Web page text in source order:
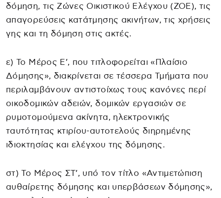
δόμηση, τις Ζώνες Οικιστικού Ελέγχου (ΖΟΕ), τις
απαγορεύσεις κατάτμησης ακινήτων, τις χρήσεις
γης και τη δόμηση στις ακτές.
ε) Το Μέρος Ε’, που τιτλοφορείται «Πλαίσιο
Δόμησης», διακρίνεται σε τέσσερα Τμήματα που
περιλαμβάνουν αντιστοίχως τους κανόνες περί
οικοδομικών αδειών, δομικών εργασιών σε
ρυμοτομούμενα ακίνητα, ηλεκτρονικής
ταυτότητας κτιρίου-αυτοτελούς διηρημένης
ιδιοκτησίας και ελέγχου της δόμησης.
στ) Το Μέρος ΣΤ’, υπό τον τίτλο «Αντιμετώπιση
αυθαίρετης δόμησης και υπερβάσεων δόμησης»,